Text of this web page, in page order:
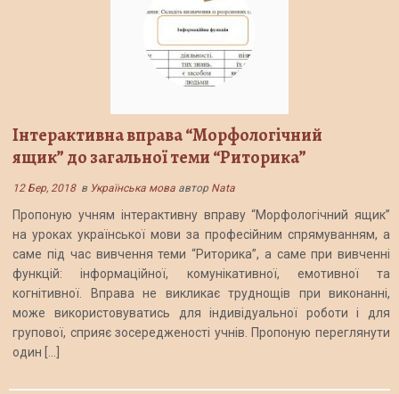
Інтерактивна вправа “Морфологічний
ящик” до загальної теми “Риторика”
12 Бер, 2018в Українська мова автор Nata
Пропоную учням інтерактивну вправу “Морфологічний ящик”
на уроках української мови за професійним спрямуванням, а
саме під час вивчення теми “Риторика”, а саме при вивченні
функцій: інформаційної, комунікативної, емотивної та
когнітивної. Вправа не викликає труднощів при виконанні,
може використовуватись для індивідуальної роботи і для
групової, сприяє зосередженості учнів. Пропоную переглянути
один […]